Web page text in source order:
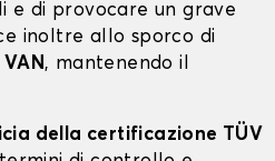
e di provocare un grave
inoltre allo sporco di
VAN, mantenendo il
della certificazione TÜV